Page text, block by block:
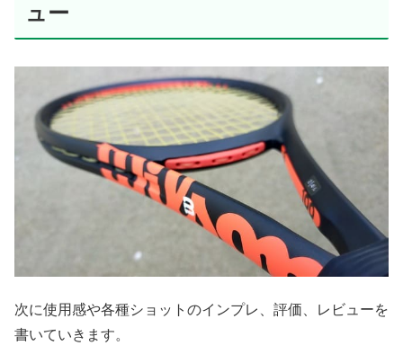
ュー
次に使用感や各種ショットのインプレ、評価、レビューを
書いていきます。